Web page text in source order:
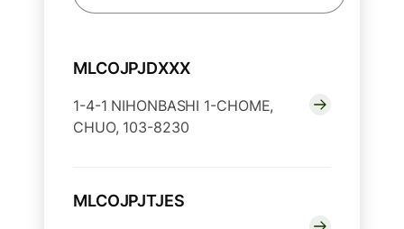
MLCOJPJDXXX
1-4-1 NIHONBASHI 1-CHOME,
CHUO, 103-8230
MLCOJPJTJES